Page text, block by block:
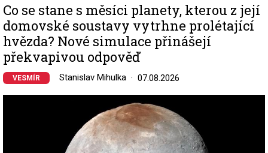
Co se stane s měsíci planety, kterou z její
domovské soustavy vytrhne prolétající
hvězda? Nové simulace přinášejí
překvapivou odpověď
VESMÍR Stanislav Mihulka 07.08.2026